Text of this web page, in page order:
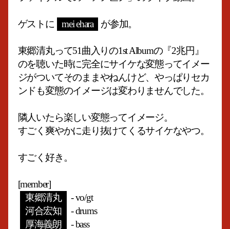
ゲストに mei ehara が参加。
東郷清丸って51曲入りの1st Albumの『2兆円』
のを聴いた時に完全にサイケな変態ってイメー
ジがついてそのままやねんけど、やっぱりセカ
ンドも変態のイメージは変わりませんでした。
隣人いたら楽しい変態ってイメージ。
すごく爽やかに走り抜けてくるサイケなやつ。
すごく好き。
[member]
東郷清丸
- vo/gt
河合宏知
- drums
厚海義朗
- bass